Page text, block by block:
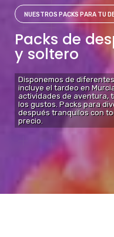
NUESTROS PACKS PARA TU
Packs de
y soltero
Disponemos de
incluye el tardeo en
actividades de aventura,
los gustos. Packs para
después tranquilos con
precio.